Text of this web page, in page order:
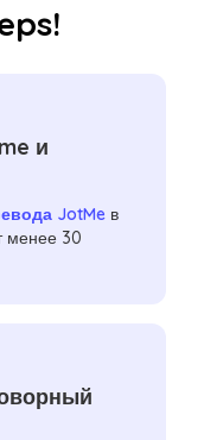
и
JotMe в
менее 30